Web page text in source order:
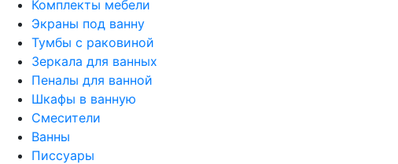
Комплекты мебели
Экраны под ванну
Тумбы с раковиной
Зеркала для ванных
Пеналы для ванной
Шкафы в ванную
Смесители
Ванны
Писсуары